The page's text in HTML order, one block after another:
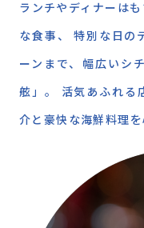
ランチやディナーは
な食事、 特別な日の
ーンまで、幅広いシ
舷」。 活気あふれる
介と豪快な海鮮料理